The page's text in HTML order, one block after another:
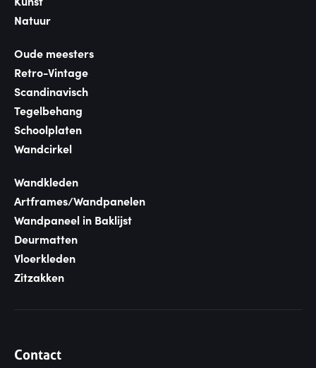
Natuur
Oude meesters
Retro-Vintage
Scandinavisch
Tegelbehang
Schoolplaten
Wandcirkel
Wandkleden
Artframes/Wandpanelen
Wandpaneel in Baklijst
Deurmatten
Vloerkleden
Zitzakken
Contact